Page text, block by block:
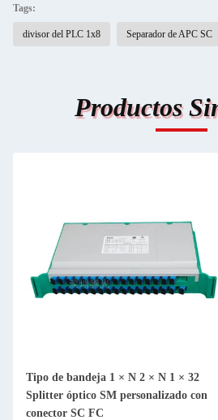
Tags:
divisor del PLC 1x8 Separador de APC SC
Productos
Tipo de bandeja 1 × N 2 × N 1 × 32
Splitter óptico SM personalizado con
conector SC FC